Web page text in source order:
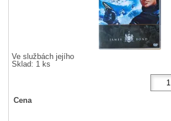
Ve službách jejího
Sklad: 1 ks
Cena